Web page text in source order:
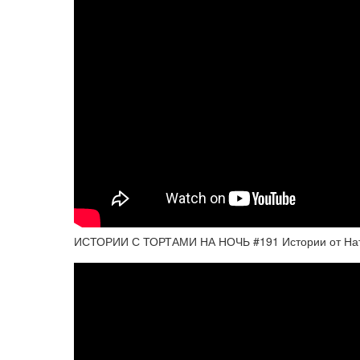
ИСТОРИИ С ТОРТАМИ НА НОЧЬ #191 Истории от